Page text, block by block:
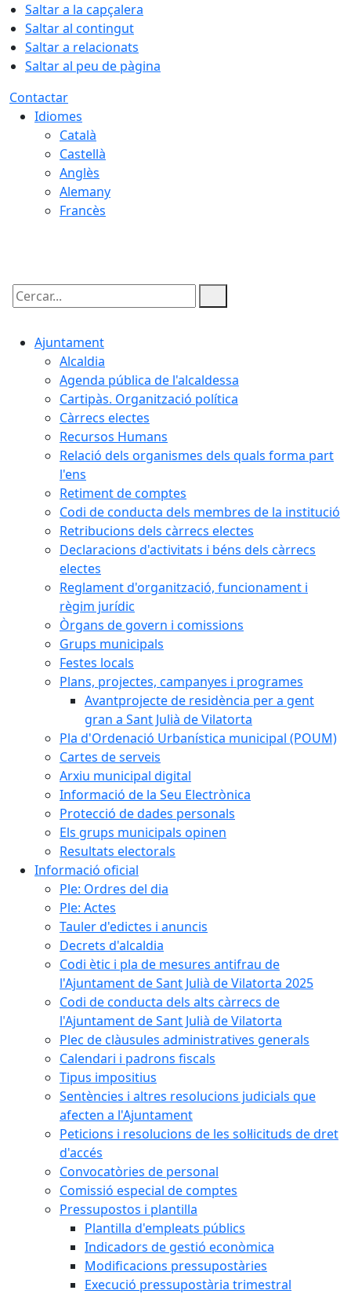
Saltar a la capçalera
Saltar al contingut
Saltar a relacionats
Saltar al peu de pàgina
Contactar
Idiomes
Català
Castellà
Anglès
Alemany
Francès
Cercar:
Ajuntament
Alcaldia
Agenda pública de l'alcaldessa
Cartipàs. Organització política
Càrrecs electes
Recursos Humans
Relació dels organismes dels quals forma part
l'ens
Retiment de comptes
Codi de conducta dels membres de la institució
Retribucions dels càrrecs electes
Declaracions d'activitats i béns dels càrrecs
electes
Reglament d'organització, funcionament i
règim jurídic
Òrgans de govern i comissions
Grups municipals
Festes locals
Plans, projectes, campanyes i programes
Avantprojecte de residència per a gent
gran a Sant Julià de Vilatorta
Pla d'Ordenació Urbanística municipal (POUM)
Cartes de serveis
Arxiu municipal digital
Informació de la Seu Electrònica
Protecció de dades personals
Els grups municipals opinen
Resultats electorals
Informació oficial
Ple: Ordres del dia
Ple: Actes
Tauler d'edictes i anuncis
Decrets d'alcaldia
Codi ètic i pla de mesures antifrau de
l'Ajuntament de Sant Julià de Vilatorta 2025
Codi de conducta dels alts càrrecs de
l'Ajuntament de Sant Julià de Vilatorta
Plec de clàusules administratives generals
Calendari i padrons fiscals
Tipus impositius
Sentències i altres resolucions judicials que
afecten a l'Ajuntament
Peticions i resolucions de les sol·licituds de dret
d'accés
Convocatòries de personal
Comissió especial de comptes
Pressupostos i plantilla
Plantilla d'empleats públics
Indicadors de gestió econòmica
Modificacions pressupostàries
Execució pressupostària trimestral